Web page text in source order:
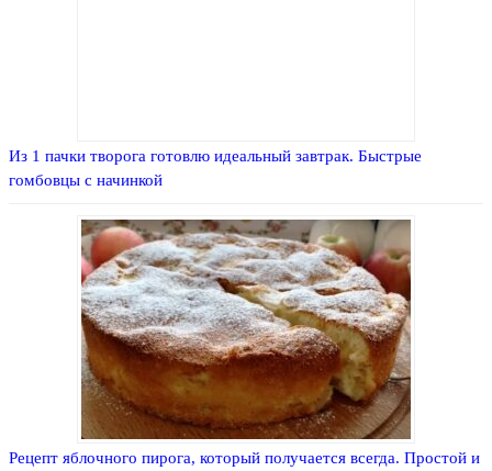
Из 1 пачки творога готовлю идеальный завтрак. Быстрые
гомбовцы с начинкой
Рецепт яблочного пирога, который получается всегда. Простой и